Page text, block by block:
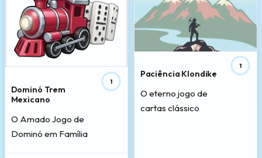
Dominó Trem
Mexicano
O Amado Jogo de
Dominó em Família
1
Paciência Klondike
O eterno jogo de
cartas clássico
1